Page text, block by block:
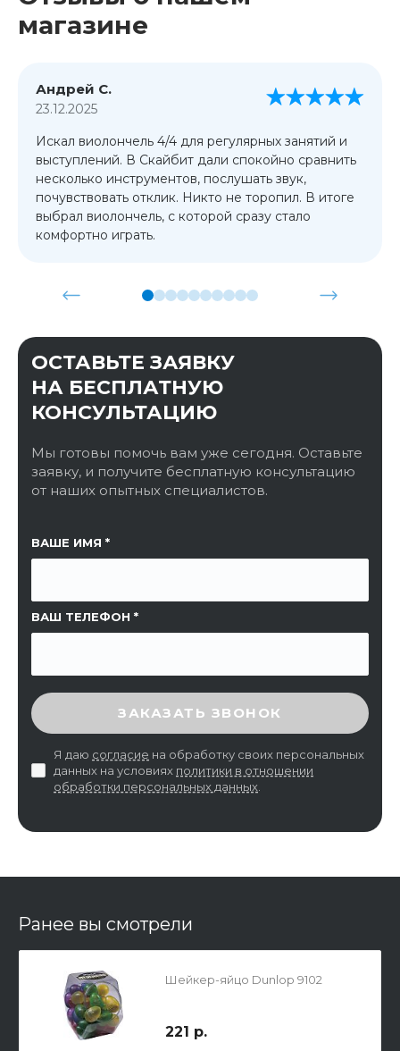
магазине
Андрей С.
23.12.2025
Искал виолончель 4/4 для регулярных занятий и
выступлений. В Скайбит дали спокойно сравнить
несколько инструментов, послушать звук,
почувствовать отклик. Никто не торопил. В итоге
выбрал виолончель, с которой сразу стало
комфортно играть.
ОСТАВЬТЕ ЗАЯВКУ
НА БЕСПЛАТНУЮ
КОНСУЛЬТАЦИЮ
Мы готовы помочь вам уже сегодня. Оставьте
заявку, и получите бесплатную консультацию
от наших опытных специалистов.
ВАШЕ ИМЯ
ВАШ ТЕЛЕФОН
ССЫЛКА НА СТРАНИЦУ
ВВЕДИТЕ ПРОВЕРОЧНЫЙ КОД
ЗАКАЗАТЬ ЗВОНОК
Я даю согласие на обработку своих персональных
данных на условиях политики в отношении
обработки персональных данных
Ранее вы смотрели
Шейкер-яйцо Dunlop 9102
221 р.